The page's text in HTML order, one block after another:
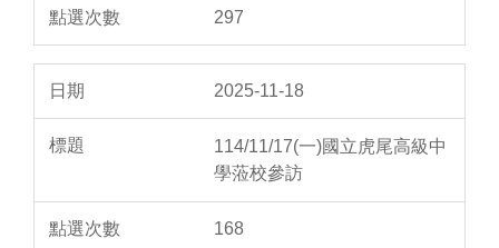
297
2025-11-18
114/11/17(一)國立虎尾高級中
學蒞校參訪
168